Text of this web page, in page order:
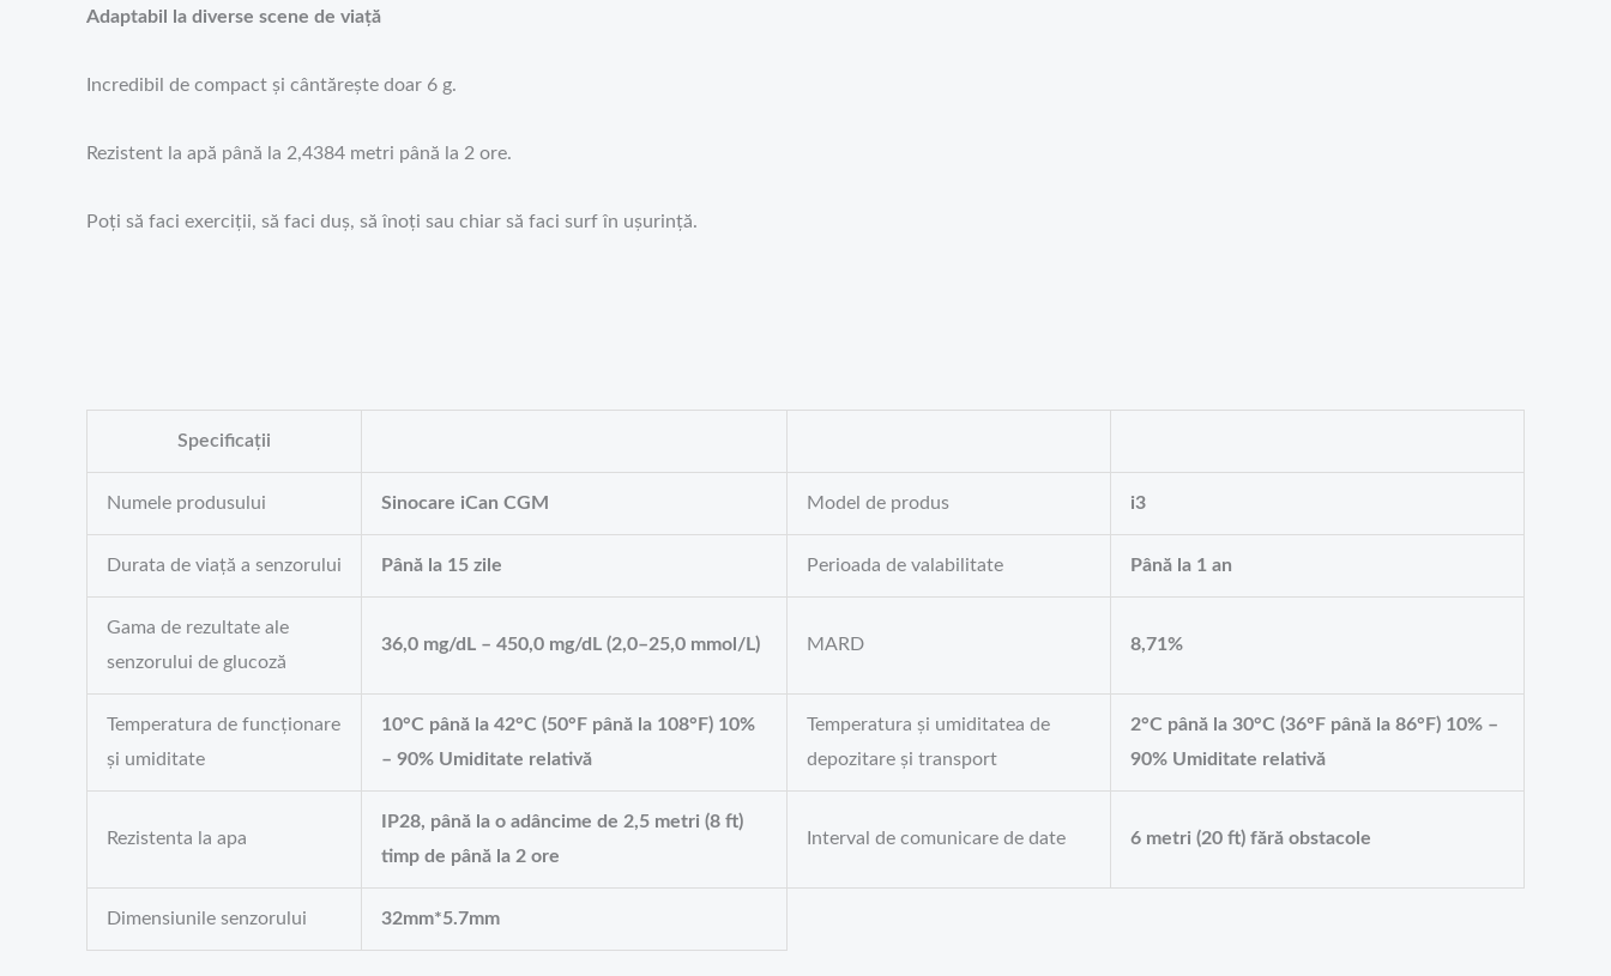
Adaptabil la diverse scene de viață
Incredibil de compact și cântărește doar 6 g.
Rezistent la apă până la 2,4384 metri până la 2 ore.
Poți să faci exerciții, să faci duș, să înoți sau chiar să faci surf în ușurință.
Specificații
Numele produsului Sinocare iCan CGM Model de produs i3
Durata de viață a senzorului Până la 15 zile Perioada de valabilitate Până la 1 an
Gama de rezultate ale
senzorului de glucoză
36,0 mg/dL – 450,0 mg/dL (2,0–25,0 mmol/L) MARD 8,71%
Temperatura de funcționare
și umiditate
10°C până la 42°C (50°F până la 108°F) 10%
– 90% Umiditate relativă
Temperatura și umiditatea de
depozitare și transport
2°C până la 30°C (36°F până la 86°F) 10% –
90% Umiditate relativă
Rezistenta la apa
IP28, până la o adâncime de 2,5 metri (8 ft)
timp de până la 2 ore
Interval de comunicare de date 6 metri (20 ft) fără obstacole
Dimensiunile senzorului 32mm*5.7mm